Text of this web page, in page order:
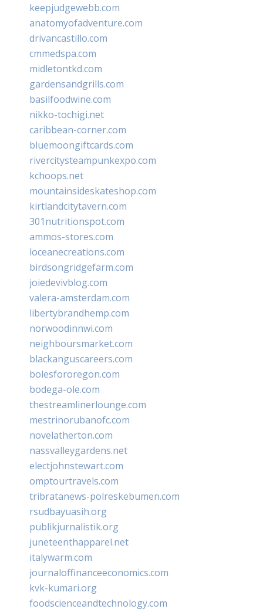
keepjudgewebb.com
anatomyofadventure.com
drivancastillo.com
cmmedspa.com
midletontkd.com
gardensandgrills.com
basilfoodwine.com
nikko-tochigi.net
caribbean-corner.com
bluemoongiftcards.com
rivercitysteampunkexpo.com
kchoops.net
mountainsideskateshop.com
kirtlandcitytavern.com
301nutritionspot.com
ammos-stores.com
loceanecreations.com
birdsongridgefarm.com
joiedevivblog.com
valera-amsterdam.com
libertybrandhemp.com
norwoodinnwi.com
neighboursmarket.com
blackanguscareers.com
bolesfororegon.com
bodega-ole.com
thestreamlinerlounge.com
mestrinorubanofc.com
novelatherton.com
nassvalleygardens.net
electjohnstewart.com
omptourtravels.com
tribratanews-polreskebumen.com
rsudbayuasih.org
publikjurnalistik.org
juneteenthapparel.net
italywarm.com
journaloffinanceeconomics.com
kvk-kumari.org
foodscienceandtechnology.com